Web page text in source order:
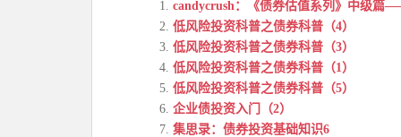
candycrush：《债券估值系列》中级篇
低风险投资科普之债券科普（4）
低风险投资科普之债券科普（3）
低风险投资科普之债券科普（1）
低风险投资科普之债券科普（5）
企业债投资入门（2）
集思录：债券投资基础知识6